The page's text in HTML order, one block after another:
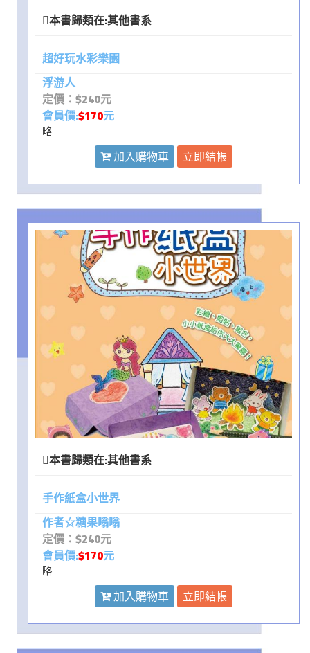
本書歸類在:其他書系
超好玩水彩樂園
浮游人
定價：$240元
會員價:$170元
略
加入購物車 立即結帳
本書歸類在:其他書系
手作紙盒小世界
作者☆糖果嗡嗡
定價：$240元
會員價:$170元
略
加入購物車 立即結帳